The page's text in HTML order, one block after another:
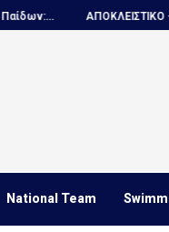
ΑΠΟΚΛΕΙΣΤΙΚΟ – Ντέγιαν
National Team